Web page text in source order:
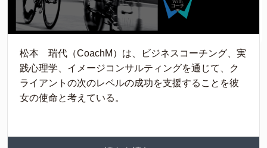
松本 瑞代（CoachM）は、ビジネスコーチング、実
践心理学、イメージコンサルティングを通じて、ク
ライアントの次のレベルの成功を支援することを彼
女の使命と考えている。